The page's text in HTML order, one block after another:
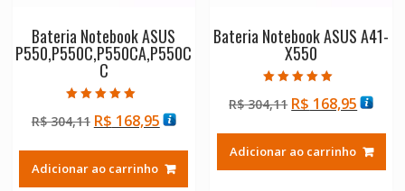
Bateria Notebook ASUS
P550,P550C,P550CA,P550C
C
5.00
de 5
R$304,11 O
original
era:
R$ 168,95O
atual
é:
Adicionar ao carrinho
Bateria Notebook ASUS A41-
X550
5.00
de 5
R$304,11 O
original
era:
R$ 168,95O
atual
é:
Adicionar ao carrinho